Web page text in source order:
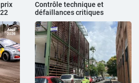
Contrôle technique et
défaillances critiques